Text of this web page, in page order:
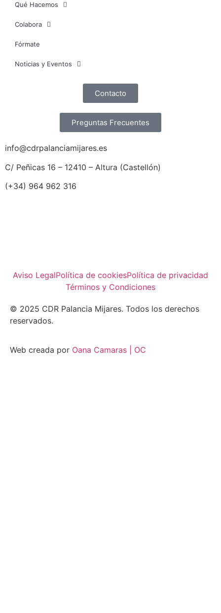
Qué Hacemos
Colabora
Fórmate
Noticias y Eventos
Contacto
Preguntas Frecuentes
info@cdrpalanciamijares.es
C/ Peñicas 16 – 12410 – Altura (Castellón)
(+34) 964 962 316
© 2025 CDR Palancia Mijares. Todos los derechos
reservados.
Aviso LegalPolítica de cookiesPolítica de privacidad
Términos y Condiciones
Web creada por Oana Camaras | OC